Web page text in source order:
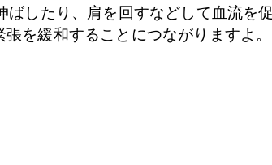
したり、肩を回すなどして血流を促
を緩和することにつながりますよ。